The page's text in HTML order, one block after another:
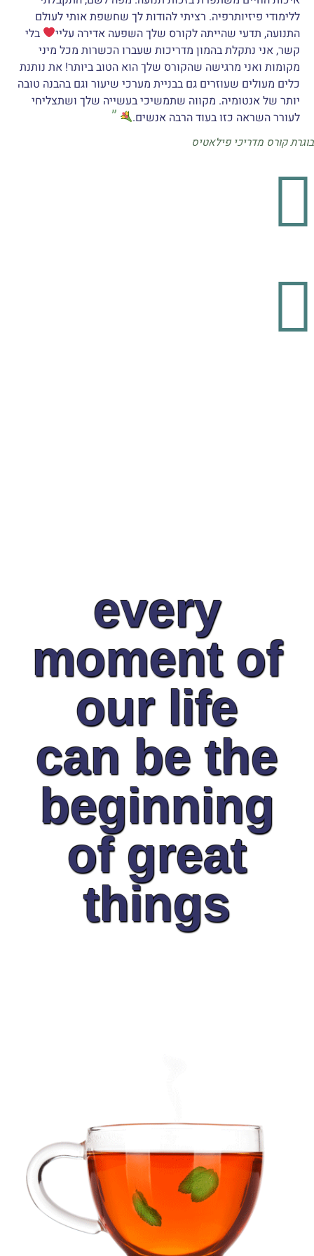
ללימודי פיזיותרפיה. רציתי להודות לך שחשפת אותי לעולם
התנועה, תדעי שהייתה לקורס שלך השפעה אדירה עליי
בלי
קשר, אני נתקלת בהמון מדריכות שעברו הכשרות מכל מיני
מקומות ואני מרגישה שהקורס שלך הוא הטוב ביותר! את נותנת
כלים מעולים שעוזרים גם בבניית מערכי שיעור וגם בהבנה טובה
יותר של אנטומיה. מקווה שתמשיכי בעשייה שלך ושתצליחי
לעורר השראה כזו בעוד הרבה אנשים.
בוגרת קורס מדריכי פילאטיס
every
moment of
our life
can be the
beginning
of great
things